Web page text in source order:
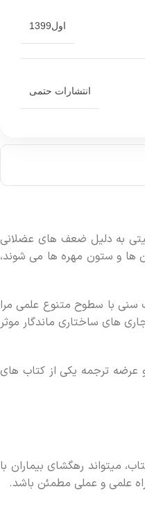
اول1399
انتشارات حتمی
به دليل ضعف هاي عضلاني
ها و ستون مهره ها مي شوند،
سني با سطوح متنوع علمي مرا
هاي ساختاري ماندگار موثر
عرضه ترجمه يکي از کتاب هاي
ميتواند رهگشاي بيماران با
علمي و عملي مطمئن باشد.